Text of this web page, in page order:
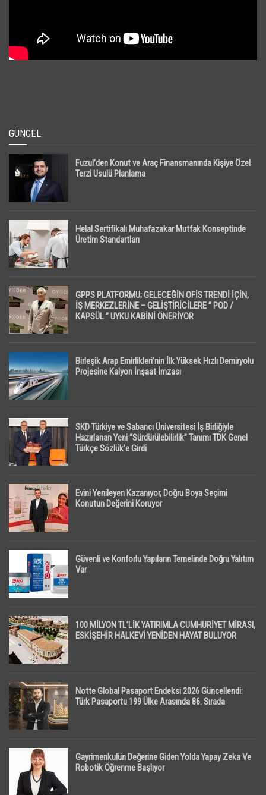
GÜNCEL
Fuzul’den Konut ve Araç Finansmanında Kişiye Özel
Terzi Usulü Planlama
Helal Sertifikalı Muhafazakar Mutfak Konseptinde
Üretim Standartları
GPPS PLATFORMU; GELECEĞİN OFİS TRENDİ İÇİN,
İŞ MERKEZLERİNE – GELİŞTİRİCİLERE ” POD /
KAPSÜL ” UYKU KABİNİ ÖNERİYOR
Birleşik Arap Emirlikleri’nin İlk Yüksek Hızlı Demiryolu
Projesine Kalyon İnşaat İmzası
SKD Türkiye ve Sabancı Üniversitesi İş Birliğiyle
Hazırlanan Yeni “Sürdürülebilirlik” Tanımı TDK Genel
Türkçe Sözlük’e Girdi
Evini Yenileyen Kazanıyor, Doğru Boya Seçimi
Konutun Değerini Koruyor
Güvenli ve Konforlu Yapıların Temelinde Doğru Yalıtım
Var
100 MİLYON TL’LİK YATIRIMLA CUMHURİYET MİRASI,
ESKİŞEHİR HALKEVİ YENİDEN HAYAT BULUYOR
Notte Global Pasaport Endeksi 2026 Güncellendi:
Türk Pasaportu 199 Ülke Arasında 86. Sırada
Gayrimenkulün Değerine Giden Yolda Yapay Zeka Ve
Robotik Öğrenme Başlıyor